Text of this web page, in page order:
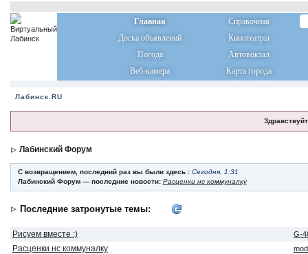
Главная
Справочная
Доска объявлений
Кинотеатры
Погода
Автовокзал
Веб-камера
Карта города
Лабинск.RU
Лабинский Форум
С возвращением, последний раз вы были здесь : Сегодня, 1:31
Лабинский Форум — последние новости: Расценки нс коммуналку
Последние затронутые темы:
Рисуем вместе :) G-
Расценки нс коммуналку